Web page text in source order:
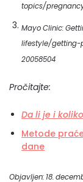
topics/
Mayo Clinic:
lifestyle/
20058504
Pročitajte:
Da li je i
Metode
dane
Objavljen: 18.